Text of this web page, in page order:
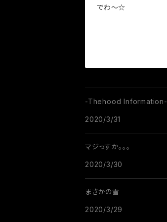
でわ～☆
-Thehood Information-
2020/3/31
マジっすか。。。
2020/3/30
まさかの雪
2020/3/29